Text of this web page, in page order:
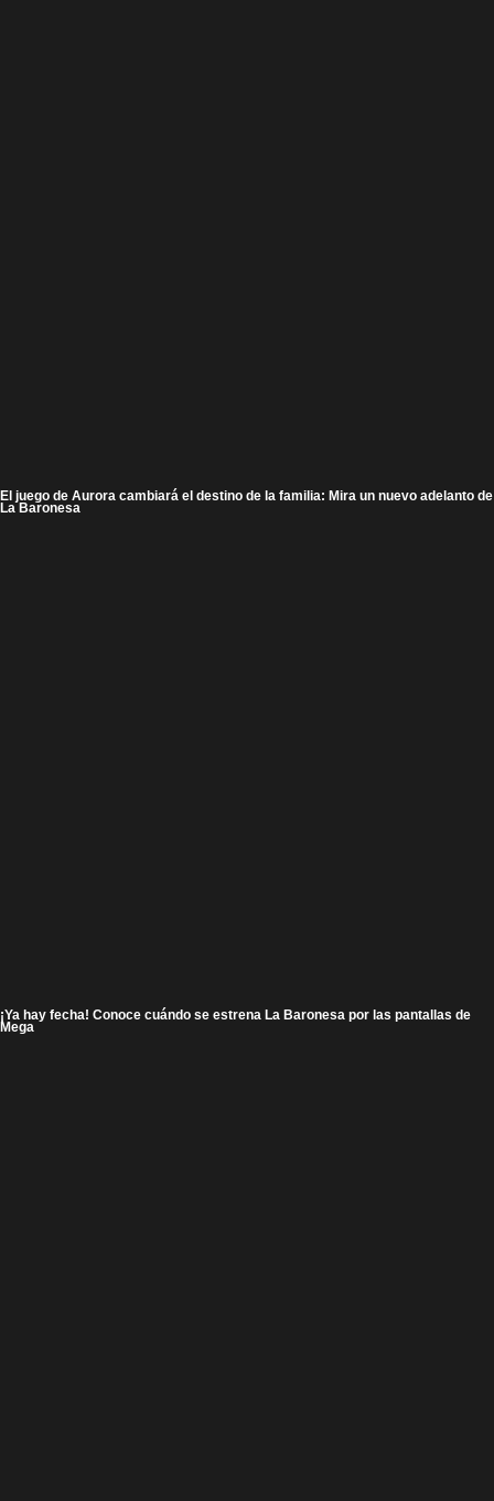
El juego de Aurora cambiará el destino de la familia: Mira un nuevo adelanto de
La Baronesa
¡Ya hay fecha! Conoce cuándo se estrena La Baronesa por las pantallas de
Mega